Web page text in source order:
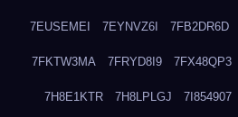
7EUSEMEI 7EYNVZ6I 7FB2DR6D
7FKTW3MA 7FRYD8I9 7FX48QP3
7H8E1KTR 7H8LPLGJ 7I854907